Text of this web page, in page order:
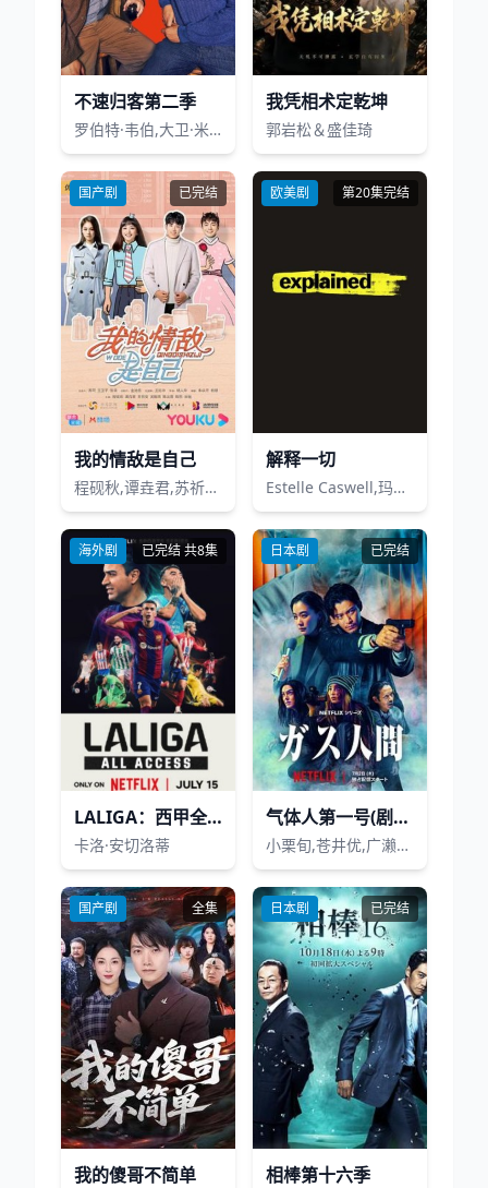
不速归客第二季
罗伯特·韦伯,大卫·米切尔
我凭相术定乾坤
郭岩松＆盛佳琦
国产剧 已完结
我的情敌是自己
程砚秋,谭垚君,苏祈安,陈法蓉,陈熙,宋弛
欧美剧 第20集完结
解释一切
Estelle Caswell,玛丽亚·贝罗,克里斯汀·贝尔,莱瓦尔·伯顿,Joss Fong,尼克·克罗尔,Coleman Lowndes,阿西夫·曼德维,雅拉·沙希迪,克里斯蒂安·史莱特,凯文·史密斯,萨米拉·威利,斯蒂芬·弗雷,迈克尔·波伦,丹·萨维吉,科里·布克,汤米·钟,Seth Shostak,Brian Lara
海外剧 已完结 共8集
LALIGA：西甲全纪录
卡洛·安切洛蒂
日本剧 已完结
气体人第一号(剧版)
小栗旬,苍井优,广濑铃,林遣都,竹野内丰,内田雅乐
国产剧 全集
我的傻哥不简单
日本剧 已完结
相棒第十六季